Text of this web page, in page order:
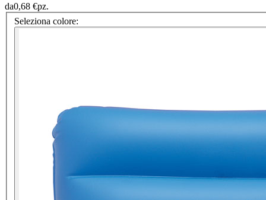
da0,68 €pz.
Seleziona colore: